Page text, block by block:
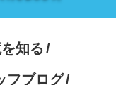
知る
フブログ